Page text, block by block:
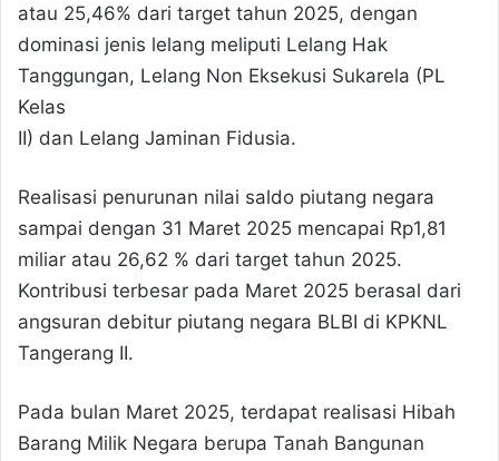
atau 25,46% dari target tahun 2025, dengan
dominasi jenis lelang meliputi Lelang Hak
Tanggungan, Lelang Non Eksekusi Sukarela (PL
Kelas
II) dan Lelang Jaminan Fidusia.
Realisasi penurunan nilai saldo piutang negara
sampai dengan 31 Maret 2025 mencapai Rp1,81
miliar atau 26,62 % dari target tahun 2025.
Kontribusi terbesar pada Maret 2025 berasal dari
angsuran debitur piutang negara BLBI di KPKNL
Tangerang II.
Pada bulan Maret 2025, terdapat realisasi Hibah
Barang Milik Negara berupa Tanah Bangunan